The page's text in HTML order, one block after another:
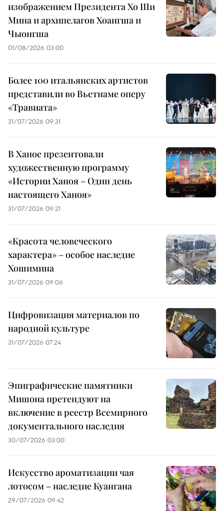
изображением Президента Хо Ши
Мина и архипелагов Хоангша и
Чыонгша
01/08/2026 03:00
Более 100 итальянских артистов
представили во Вьетнаме оперу
«Травиата»
31/07/2026 09:31
В Ханое презентовали
художественную программу
«Истории Ханоя – Один день
настоящего Ханоя»
31/07/2026 09:21
«Красота человеческого
характера» – особое наследие
Хошимина
31/07/2026 09:06
Цифровизация материалов по
народной культуре
31/07/2026 07:24
Эпиграфические памятники
Мишона претендуют на
включение в реестр Всемирного
документального наследия
30/07/2026 03:00
Искусство ароматизации чая
лотосом – наследие Куангана
29/07/2026 09:42